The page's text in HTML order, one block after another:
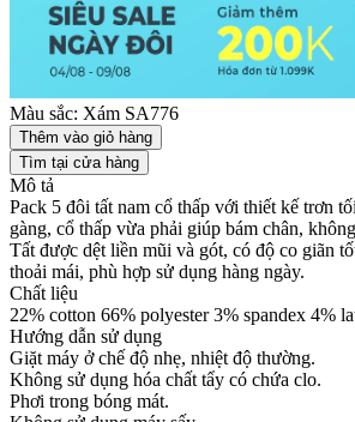
Màu sắc: Xám SA776
Thêm vào giỏ hàng
Tìm tại cửa hàng
Mô tả
Pack 5 đôi tất nam cổ thấp với thiết kế trơn
gàng, cổ thấp vừa phải giúp bám chân,
Tất được dệt liền mũi và gót, có độ co giãn
thoải mái, phù hợp sử dụng hàng ngày.
Chất liệu
22% cotton 66% polyester 3% spandex 4%
Hướng dẫn sử dụng
Giặt máy ở chế độ nhẹ, nhiệt độ thường.
Không sử dụng hóa chất tẩy có chứa clo.
Phơi trong bóng mát.